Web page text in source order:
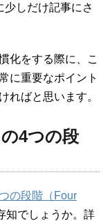
少しだけ記事にさ
化をする際に、こ
に重要なポイント
ればと思います。
4つの段
の段階（Four
知でしょうか。詳